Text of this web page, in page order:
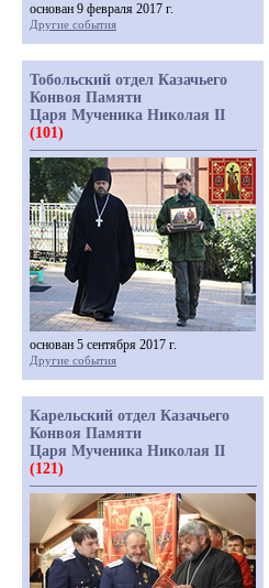
основан 9 февраля 2017 г.
Другие события
Тобольский отдел Казачьего
Конвоя Памяти
Царя Мученика Николая II
(101)
основан 5 сентября 2017 г.
Другие события
Карельский отдел Казачьего
Конвоя Памяти
Царя Мученика Николая II
(121)